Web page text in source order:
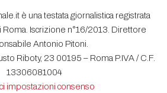
è una testata giornalistica registrata
Roma. Iscrizione n°16/2013. Direttore
Antonio Pitoni.
Riboty, 23 00195 – Roma P.IVA / C.F.
13306081004
impostazioni consenso